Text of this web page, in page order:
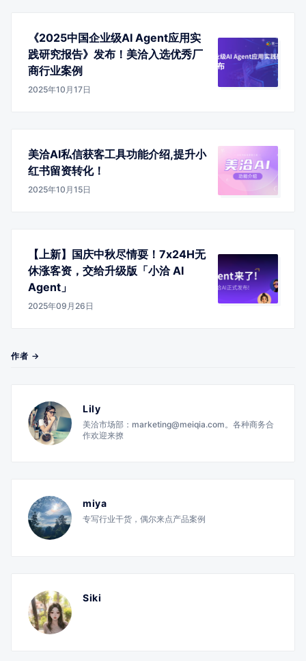
《2025中国企业级AI Agent应用实
践研究报告》发布！美洽入选优秀厂
商行业案例
2025年10月17日
美洽AI私信获客工具功能介绍,提升小
红书留资转化！
2025年10月15日
【上新】国庆中秋尽情耍！7x24H无
休涨客资，交给升级版「小洽 AI
Agent」
2025年09月26日
作者 →
Lily
美洽市场部：marketing@meiqia.com。各种商务合
作欢迎来撩
miya
专写行业干货，偶尔来点产品案例
Siki